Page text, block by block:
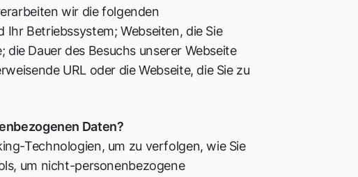
wir die folgenden
Betriebssystem; Webseiten, die Sie
die Dauer des Besuchs unserer Webseite
URL oder die Webseite, die Sie zu
Daten?
Technologien, um zu verfolgen, wie Sie
um nicht-personenbezogene